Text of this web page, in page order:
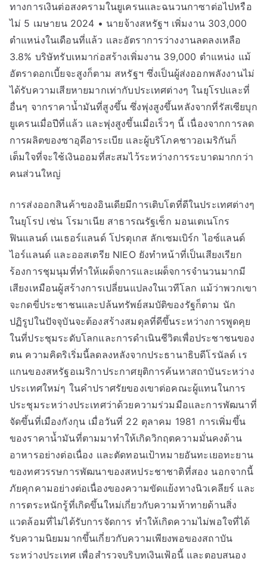
ทางการเงินต่อสงครามในยูเครนและฉนวนกาซาต่อไปหรือ
ไม่ 5 เมษายน 2024 • นายจ้างสหรัฐฯ เพิ่มงาน 303,000
ตำแหน่งในเดือนที่แล้ว และอัตราการว่างงานลดลงเหลือ
3.8% บริษัทรับเหมาก่อสร้างเพิ่มงาน 39,000 ตำแหน่ง แม้
อัตราดอกเบี้ยจะสูงก็ตาม สหรัฐฯ ซึ่งเป็นผู้ส่งออกพลังงานไม่
ได้รับความเสียหายมากเท่ากับประเทศต่างๆ ในยุโรปและที่
อื่นๆ จากราคาน้ำมันที่สูงขึ้น ซึ่งพุ่งสูงขึ้นหลังจากที่รัสเซียบุก
ยูเครนเมื่อปีที่แล้ว และพุ่งสูงขึ้นเมื่อเร็วๆ นี้ เนื่องจากการลด
การผลิตของซาอุดีอาระเบีย และผู้บริโภคชาวอเมริกันก็
เต็มใจที่จะใช้เงินออมที่สะสมไว้ระหว่างการระบาดมากกว่า
คนส่วนใหญ่
การส่งออกสินค้าของอินเดียมีการเติบโตที่ดีในประเทศต่างๆ
ในยุโรป เช่น โรมาเนีย สาธารณรัฐเช็ก มอนเตเนโกร
ฟินแลนด์ เนเธอร์แลนด์ โปรตุเกส ลักเซมเบิร์ก ไอซ์แลนด์
ไอร์แลนด์ และออสเตรีย NIEO ยังทำหน้าที่เป็นเสียงเรียก
ร้องการชุมนุมที่ทำให้เผด็จการและเผด็จการจำนวนมากมี
เสียงเหมือนผู้สร้างการเปลี่ยนแปลงในเวทีโลก แม้ว่าพวกเขา
จะกดขี่ประชาชนและปล้นทรัพย์สมบัติของรัฐก็ตาม นัก
ปฏิรูปในปัจจุบันจะต้องสร้างสมดุลที่ดีขึ้นระหว่างการพูดคุย
ในที่ประชุมระดับโลกและการดำเนินชีวิตเพื่อประชาชนของ
ตน ความคิดริเริ่มนี้ลดลงหลังจากประธานาธิบดีโรนัลด์ เร
แกนของสหรัฐอเมริกาประกาศยุติการค้นหาสถาบันระหว่าง
ประเทศใหม่ๆ ในคำปราศรัยของเขาต่อคณะผู้แทนในการ
ประชุมระหว่างประเทศว่าด้วยความร่วมมือและการพัฒนาที่
จัดขึ้นที่เมืองกังกุน เมื่อวันที่ 22 ตุลาคม 1981 การเพิ่มขึ้น
ของราคาน้ำมันที่ตามมาทำให้เกิดวิกฤตความมั่นคงด้าน
อาหารอย่างต่อเนื่อง และตัดทอนเป้าหมายอันทะเยอทะยาน
ของทศวรรษการพัฒนาของสหประชาชาติที่สอง นอกจากนี้
ภัยคุกคามอย่างต่อเนื่องของความขัดแย้งทางนิวเคลียร์ และ
การตระหนักรู้ที่เกิดขึ้นใหม่เกี่ยวกับความท้าทายด้านสิ่ง
แวดล้อมที่ไม่ได้รับการจัดการ ทำให้เกิดความไม่พอใจที่ได้
รับความนิยมมากขึ้นเกี่ยวกับความเพียงพอของสถาบัน
ระหว่างประเทศ เพื่อสำรวจบริบทเงินเฟ้อนี้ และตอบสนอง